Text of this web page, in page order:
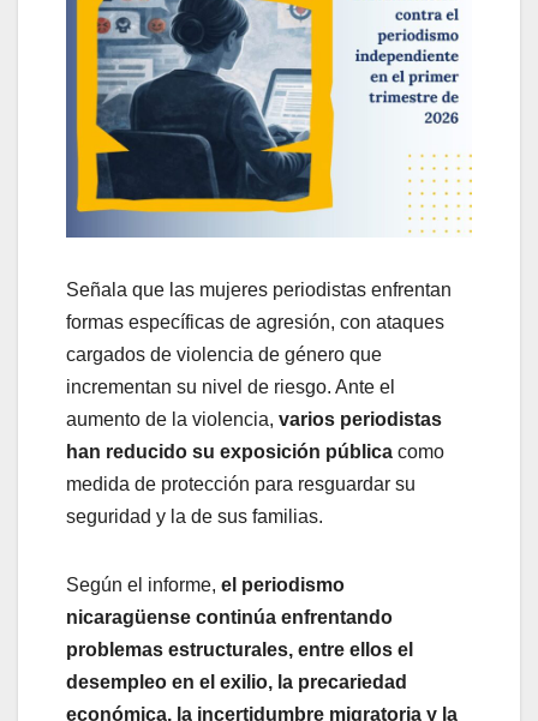
Señala que las mujeres periodistas enfrentan
formas específicas de agresión, con ataques
cargados de violencia de género que
incrementan su nivel de riesgo. Ante el
aumento de la violencia, varios periodistas
han reducido su exposición pública como
medida de protección para resguardar su
seguridad y la de sus familias.
Según el informe, el periodismo
nicaragüense continúa enfrentando
problemas estructurales, entre ellos el
desempleo en el exilio, la precariedad
económica, la incertidumbre migratoria y la